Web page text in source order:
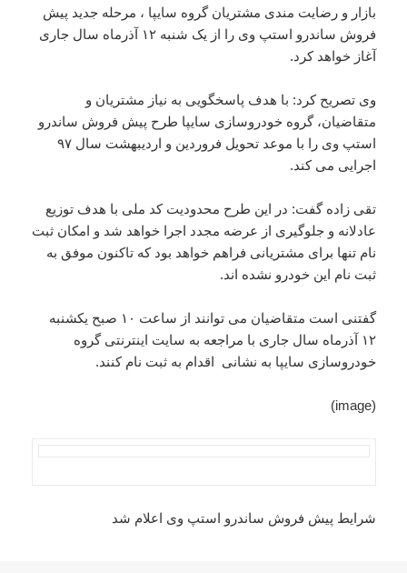
بازار و رضایت مندی مشتریان گروه سایپا ، مرحله جدید پیش
فروش ساندرو استپ وی را از یک شنبه ۱۲ آذرماه سال جاری
آغاز خواهد کرد.
وی تصریح کرد: با هدف پاسخگویی به نیاز مشتریان و
متقاضیان، گروه خودروسازی سایپا طرح پیش فروش ساندرو
اجرایی می کند.
تقی زاده گفت: در این طرح محدودیت کد ملی با هدف توزیع
عادلانه و جلوگیری از عرضه مجدد اجرا خواهد شد و امکان ثبت
نام تنها برای مشتریانی فراهم خواهد بود که تاکنون موفق به
ثبت نام این خودرو نشده اند.
گفتنی است متقاضیان می توانند از ساعت ۱۰ صبح یکشنبه
۱۲ آذرماه سال جاری با مراجعه به سایت اینترنتی گروه
خودروسازی سایپا به نشانی اقدام به ثبت نام کنند.
(image)
شرایط پیش فروش ساندرو استپ وی اعلام شد